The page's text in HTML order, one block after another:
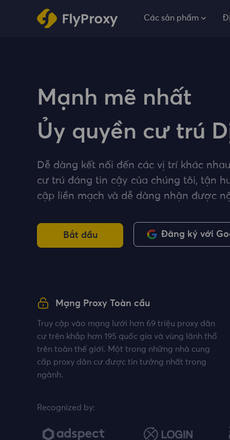
Các sản phẩm
Mạnh mẽ nhất
Ủy quyền cư trú
Dễ dàng kết nối đến các vị trí khác
cư trú đáng tin cậy của chúng tôi, tận
cập liền mạch và dễ dàng nhận được
Bắt đầu Đăng ký với
Mạng Proxy Toàn cầu
Truy cập vào mạng lưới hơn 69 triệu proxy dân
cư trên khắp hơn 195 quốc gia và vùng lãnh thổ
trên toàn thế giới. Một trong những nhà cung
cấp proxy dân cư được tin tưởng nhất trong
ngành.
Recognized by: